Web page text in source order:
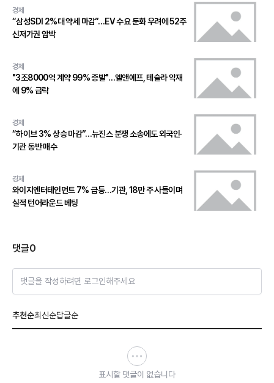
경제
“삼성SDI 2%대 약세 마감”…EV 수요 둔화 우려에 52주
신저가권 압박
경제
"3조8000억 계약 99% 증발"…엘앤에프, 테슬라 악재
에 9% 급락
경제
“하이브 3% 상승 마감”…뉴진스 분쟁 소송에도 외국인·
기관 동반 매수
경제
와이지엔터테인먼트 7% 급등…기관, 18만 주 사들이며
실적 턴어라운드 베팅
댓글0
댓글을 작성하려면 로그인해주세요
추천순최신순답글순
표시할 댓글이 없습니다